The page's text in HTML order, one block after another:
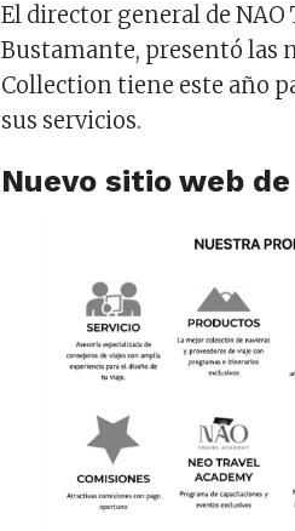
El director general de
Bustamante, presentó las
Collection tiene este año
sus servicios.
Nuevo sitio web